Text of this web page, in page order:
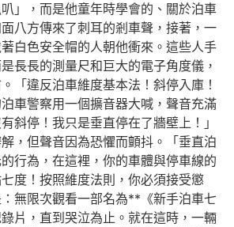
」，而是他童年時學會的、關於泊車
八方傳來了刺耳的剎車聲，接著，一
白色安全帽的人朝他衝來。這些人手
長長的測量尺和巨大的電子角度儀，
「違反泊車維度基本法！斜停入庫！
車警察用一個擴音器大喊，聲音充滿
斜停！我只是垂直停在了牆壁上！」
，但聲音因為恐懼而顫抖。「垂直泊
行為，在這裡，你的車體與停車線的
度！按照維度法則，你必須接受懲
無限次觀看一部名為**《新手泊車七
片，直到哭泣為止。就在這時，一輛